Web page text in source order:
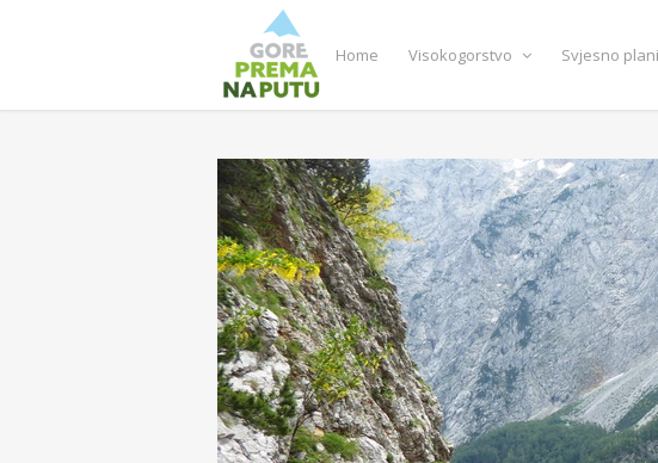
Home Visokogorstvo Svjesno